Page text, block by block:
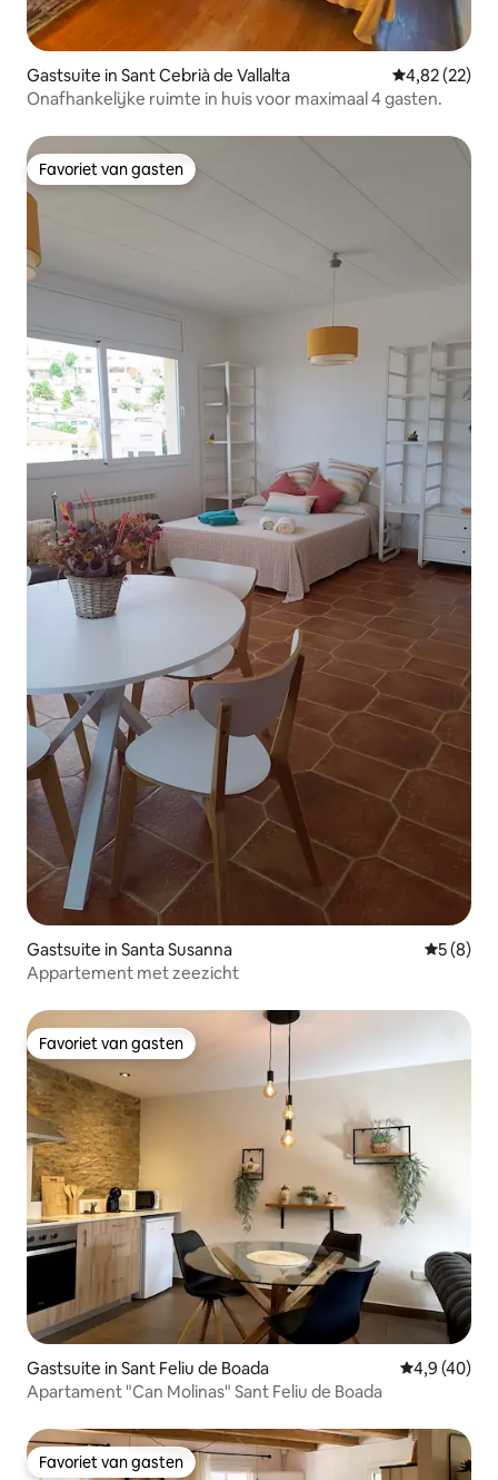
Gastsuite in Sant Cebrià de Vallalta Gemiddelde
4,82 (22)
Onafhankelijke ruimte in huis voor maximaal 4 gasten.
Favoriet van gasten
Favoriet van gasten
Gastsuite in Santa Susanna
5 (8)
Appartement met zeezicht
Favoriet van gasten
Favoriet van gasten
Gastsuite in Sant Feliu de Boada
4,9 (40)
Apartament "Can Molinas" Sant Feliu de Boada
Favoriet van gasten
Favoriet van gasten